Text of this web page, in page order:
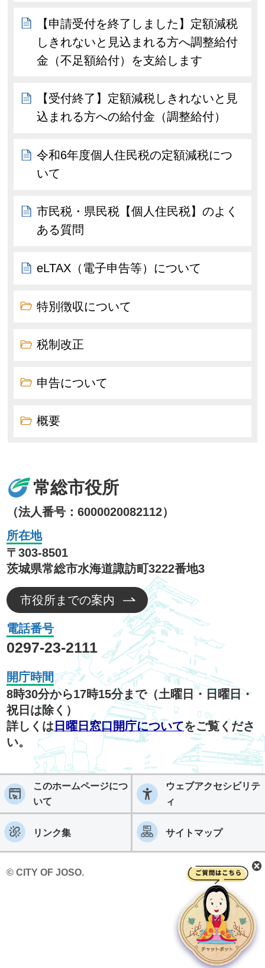
【申請受付を終了しました】定額減税
しきれないと見込まれる方へ調整給付
金（不足額給付）を支給します
【受付終了】定額減税しきれないと見
込まれる方への給付金（調整給付）
令和6年度個人住民税の定額減税につ
いて
市民税・県民税【個人住民税】のよく
ある質問
eLTAX（電子申告等）について
特別徴収について
税制改正
申告について
概要
常総市役所
（法人番号：6000020082112）
所在地
〒303-8501
茨城県常総市水海道諏訪町3222番地3
市役所までの案内
電話番号
0297-23-2111
開庁時間
8時30分から17時15分まで（土曜日・日曜日・
祝日は除く）
詳しくは 日曜日窓口開庁についてをご覧くださ
い。
このホームページにつ
いて
ウェブアクセシビリテ
ィ
リンク集 サイトマップ
© CITY OF JOSO.